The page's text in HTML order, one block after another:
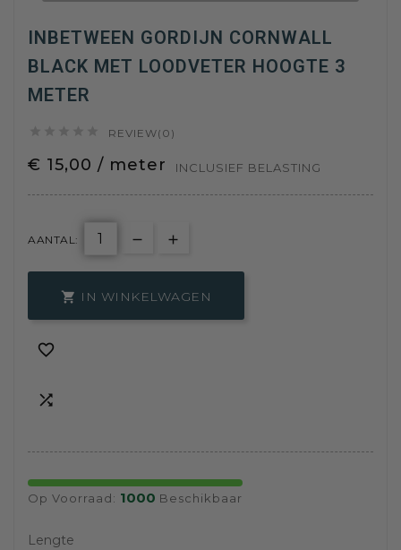
INBETWEEN GORDIJN CORNWALL
BLACK MET LOODVETER HOOGTE 3
METER
REVIEW(0)
€ 15,00 / meter INCLUSIEF BELASTING
AANTAL:
 IN WINKELWAGEN


Op Voorraad: 1000 Beschikbaar
Lengte